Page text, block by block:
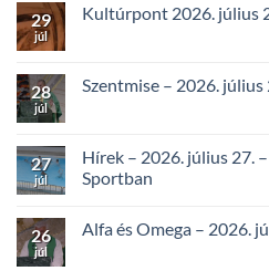
29
júl
Kultúrpont 2026. július
28
júl
Szentmise – 2026. július
27
júl
Hírek – 2026. július 27.
Sportban
26
júl
Alfa és Omega – 2026.